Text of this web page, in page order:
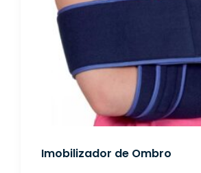
Imobilizador de Ombro